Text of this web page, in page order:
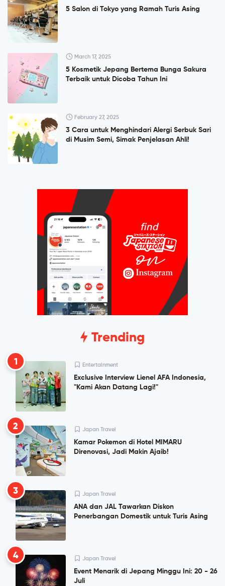
5 Salon di Tokyo yang Ramah Turis Asing
March 17, 2025
5 Kosmetik Jepang Bertema Bunga Sakura
Terbaik untuk Dicoba Tahun Ini
February 27, 2025
3 Cara untuk Menghindari Alergi Serbuk Sari
di Musim Semi, Simak Penjelasan Ahli!
Trending
1 Entertainment
Exclusive Interview Lienel AFA Indonesia,
"Kami Akan Datang Lagi!"
2 Japan Travel
Kamar Pokemon di Hotel MIMARU
Direnovasi, Jadi Makin Ajaib!
3 Japan Travel
ANA dan JAL Tawarkan Diskon
Penerbangan Domestik untuk Turis Asing
4 Japan Travel
Event Menarik di Jepang Minggu Ini: 20 - 26
Juli